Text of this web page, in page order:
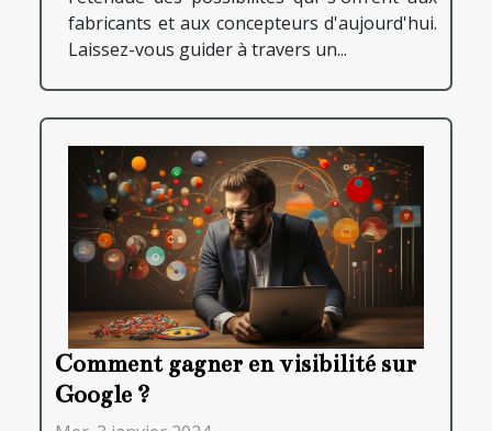
fabricants et aux concepteurs d'aujourd'hui.
Laissez-vous guider à travers un...
Comment gagner en visibilité sur
Google ?